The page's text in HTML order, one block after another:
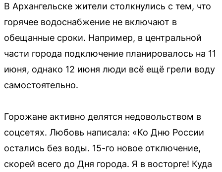
В Архангельске жители столкнулись с тем, что
горячее водоснабжение не включают в
обещанные сроки. Например, в центральной
части города подключение планировалось на 11
июня, однако 12 июня люди всё ещё грели воду
самостоятельно.
Горожане активно делятся недовольством в
соцсетях. Любовь написала: «Ко Дню России
остались без воды. 15-го новое отключение,
скорей всего до Дня города. Я в восторге! Куда